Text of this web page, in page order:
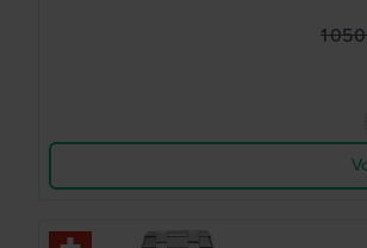
1